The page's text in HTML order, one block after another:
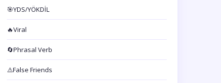
🎯YDS/YÖKDİL
🔥Viral
🔄Phrasal Verb
⚠️False Friends